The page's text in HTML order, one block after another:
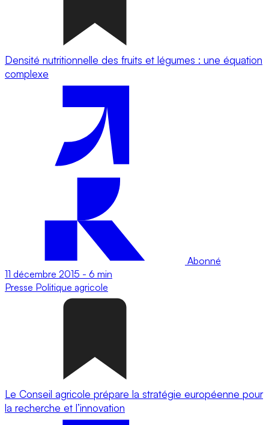
Densité nutritionnelle des fruits et légumes : une équation
complexe
Abonné
11 décembre 2015 - 6 min
Presse Politique agricole
Le Conseil agricole prépare la stratégie européenne pour
la recherche et l’innovation